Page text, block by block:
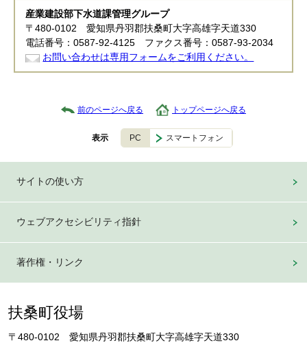
産業建設部下水道課管理グループ
〒480-0102 愛知県丹羽郡扶桑町大字高雄字天道330
電話番号：0587-92-4125 ファクス番号：0587-93-2034
お問い合わせは専用フォームをご利用ください。
前のページへ戻る トップページへ戻る
表示 PC スマートフォン
サイトの使い方
ウェブアクセシビリティ指針
著作権・リンク
扶桑町役場
〒480-0102 愛知県丹羽郡扶桑町大字高雄字天道330